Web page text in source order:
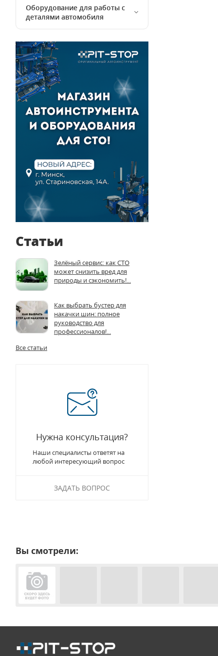
Оборудование для работы с
деталями автомобиля
Статьи
Зелёный сервис: как СТО
может снизить вред для
природы и сэкономить!...
Как выбрать бустер для
накачки шин: полное
руководство для
профессионалов!...
Все статьи
Нужна консультация?
Наши специалисты ответят на
любой интересующий вопрос
ЗАДАТЬ ВОПРОС
Вы смотрели: